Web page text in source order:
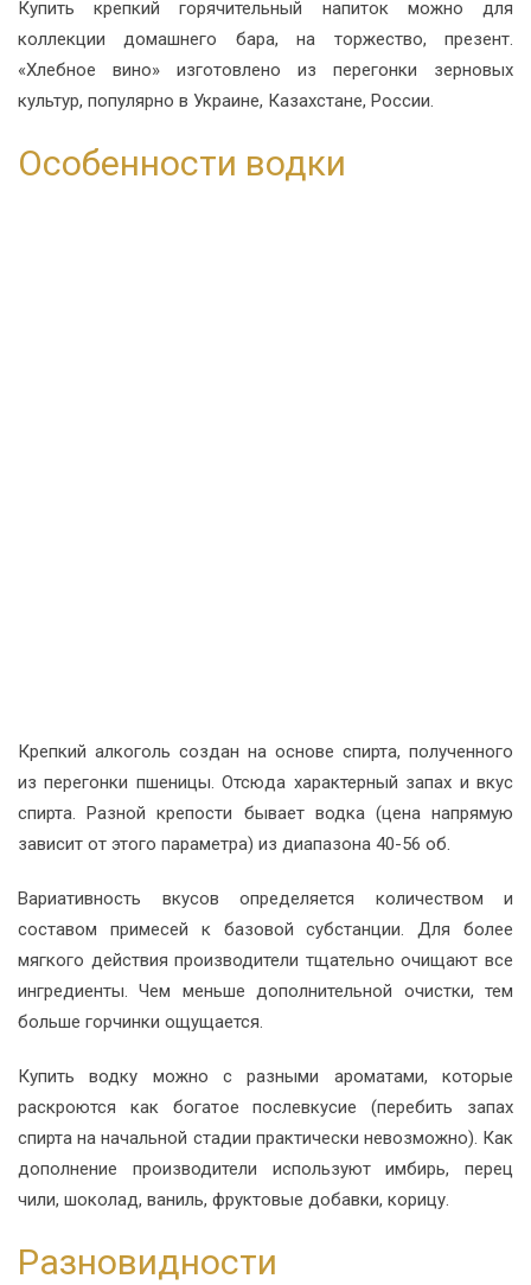
Купить крепкий горячительный напиток можно для
коллекции домашнего бара, на торжество, презент.
«Хлебное вино» изготовлено из перегонки зерновых
культур, популярно в Украине, Казахстане, России.
Особенности водки
Крепкий алкоголь создан на основе спирта, полученного
из перегонки пшеницы. Отсюда характерный запах и вкус
спирта. Разной крепости бывает водка (цена напрямую
зависит от этого параметра) из диапазона 40-56 об.
Вариативность вкусов определяется количеством и
составом примесей к базовой субстанции. Для более
мягкого действия производители тщательно очищают все
ингредиенты. Чем меньше дополнительной очистки, тем
больше горчинки ощущается.
Купить водку можно с разными ароматами, которые
раскроются как богатое послевкусие (перебить запах
спирта на начальной стадии практически невозможно). Как
дополнение производители используют имбирь, перец
чили, шоколад, ваниль, фруктовые добавки, корицу.
Разновидности